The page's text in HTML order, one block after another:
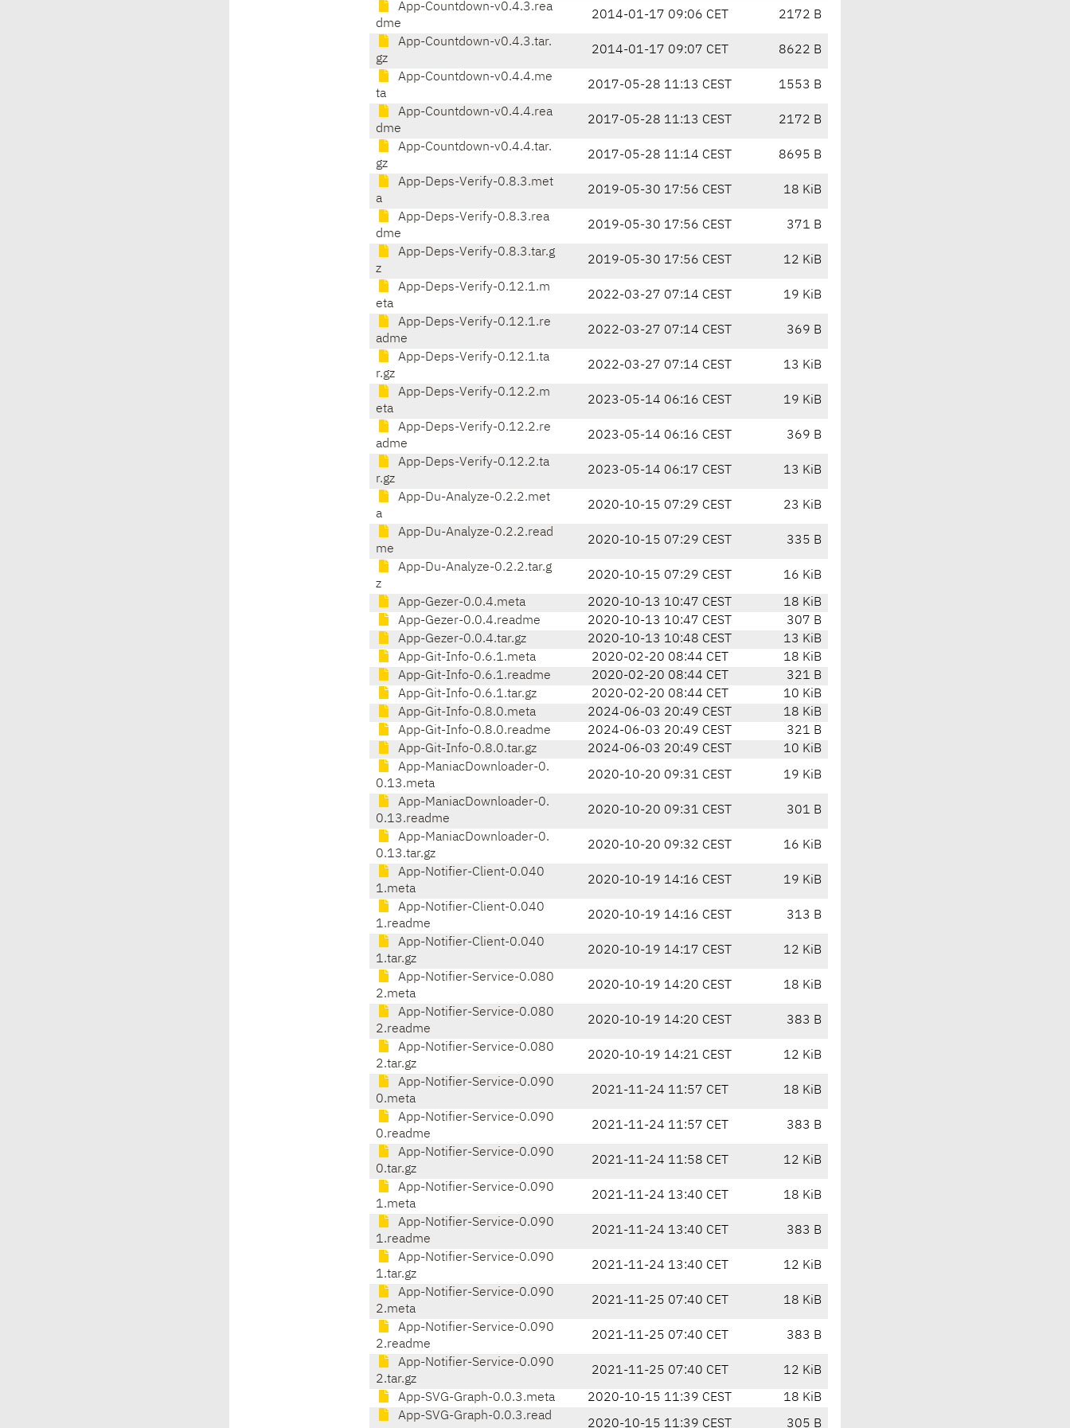
App-Countdown-v0.4.3.rea
dme
2014-01-17 09:06 CET 2172 B
App-Countdown-v0.4.3.tar.
gz
2014-01-17 09:07 CET 8622 B
App-Countdown-v0.4.4.me
ta
2017-05-28 11:13 CEST 1553 B
App-Countdown-v0.4.4.rea
dme
2017-05-28 11:13 CEST 2172 B
App-Countdown-v0.4.4.tar.
gz
2017-05-28 11:14 CEST 8695 B
App-Deps-Verify-0.8.3.met
a
2019-05-30 17:56 CEST 18 KiB
App-Deps-Verify-0.8.3.rea
dme
2019-05-30 17:56 CEST 371 B
App-Deps-Verify-0.8.3.tar.g
z
2019-05-30 17:56 CEST 12 KiB
App-Deps-Verify-0.12.1.m
eta
2022-03-27 07:14 CEST 19 KiB
App-Deps-Verify-0.12.1.re
adme
2022-03-27 07:14 CEST 369 B
App-Deps-Verify-0.12.1.ta
r.gz
2022-03-27 07:14 CEST 13 KiB
App-Deps-Verify-0.12.2.m
eta
2023-05-14 06:16 CEST 19 KiB
App-Deps-Verify-0.12.2.re
adme
2023-05-14 06:16 CEST 369 B
App-Deps-Verify-0.12.2.ta
r.gz
2023-05-14 06:17 CEST 13 KiB
App-Du-Analyze-0.2.2.met
a
2020-10-15 07:29 CEST 23 KiB
App-Du-Analyze-0.2.2.read
me
2020-10-15 07:29 CEST 335 B
App-Du-Analyze-0.2.2.tar.g
z
2020-10-15 07:29 CEST 16 KiB
App-Gezer-0.0.4.meta 2020-10-13 10:47 CEST
18 KiB
App-Gezer-0.0.4.readme
2020-10-13 10:47 CEST
307 B
App-Gezer-0.0.4.tar.gz
2020-10-13 10:48 CEST
13 KiB
App-Git-Info-0.6.1.meta
2020-02-20 08:44 CET
18 KiB
App-Git-Info-0.6.1.readme
2020-02-20 08:44 CET
321 B
App-Git-Info-0.6.1.tar.gz
2020-02-20 08:44 CET
10 KiB
App-Git-Info-0.8.0.meta
2024-06-03 20:49 CEST
18 KiB
App-Git-Info-0.8.0.readme
2024-06-03 20:49 CEST
321 B
App-Git-Info-0.8.0.tar.gz
2024-06-03 20:49 CEST
10 KiB
App-ManiacDownloader-0.
0.13.meta
2020-10-20 09:31 CEST 19 KiB
App-ManiacDownloader-0.
0.13.readme
2020-10-20 09:31 CEST 301 B
App-ManiacDownloader-0.
0.13.tar.gz
2020-10-20 09:32 CEST 16 KiB
App-Notifier-Client-0.040
1.meta
2020-10-19 14:16 CEST 19 KiB
App-Notifier-Client-0.040
1.readme
2020-10-19 14:16 CEST 313 B
App-Notifier-Client-0.040
1.tar.gz
2020-10-19 14:17 CEST 12 KiB
App-Notifier-Service-0.080
2.meta
2020-10-19 14:20 CEST 18 KiB
App-Notifier-Service-0.080
2.readme
2020-10-19 14:20 CEST 383 B
App-Notifier-Service-0.080
2.tar.gz
2020-10-19 14:21 CEST 12 KiB
App-Notifier-Service-0.090
0.meta
2021-11-24 11:57 CET 18 KiB
App-Notifier-Service-0.090
0.readme
2021-11-24 11:57 CET 383 B
App-Notifier-Service-0.090
0.tar.gz
2021-11-24 11:58 CET 12 KiB
App-Notifier-Service-0.090
1.meta
2021-11-24 13:40 CET 18 KiB
App-Notifier-Service-0.090
1.readme
2021-11-24 13:40 CET 383 B
App-Notifier-Service-0.090
1.tar.gz
2021-11-24 13:40 CET 12 KiB
App-Notifier-Service-0.090
2.meta
2021-11-25 07:40 CET 18 KiB
App-Notifier-Service-0.090
2.readme
2021-11-25 07:40 CET 383 B
App-Notifier-Service-0.090
2.tar.gz
2021-11-25 07:40 CET 12 KiB
App-SVG-Graph-0.0.3.meta 2020-10-15 11:39 CEST
18 KiB
App-SVG-Graph-0.0.3.read
2020-10-15 11:39 CEST 305 B